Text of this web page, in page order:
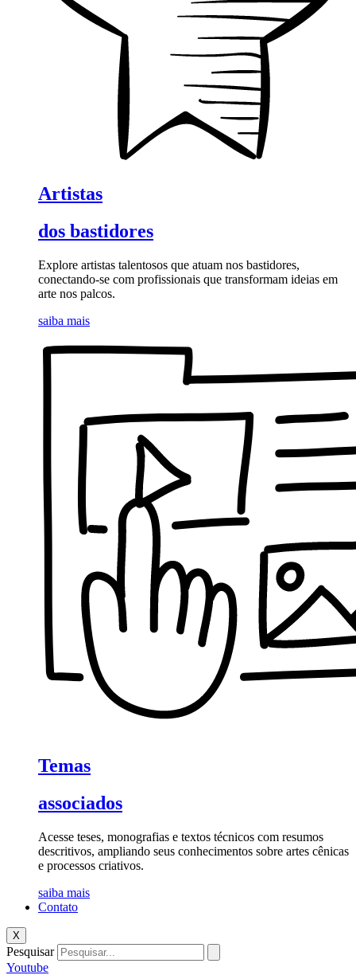
Artistas
dos bastidores
Explore artistas talentosos que atuam nos bastidores,
conectando-se com profissionais que transformam ideias em
arte nos palcos.
saiba mais
Temas
associados
Acesse teses, monografias e textos técnicos com resumos
descritivos, ampliando seus conhecimentos sobre artes cênicas
e processos criativos.
saiba mais
Contato
X
Pesquisar
Youtube